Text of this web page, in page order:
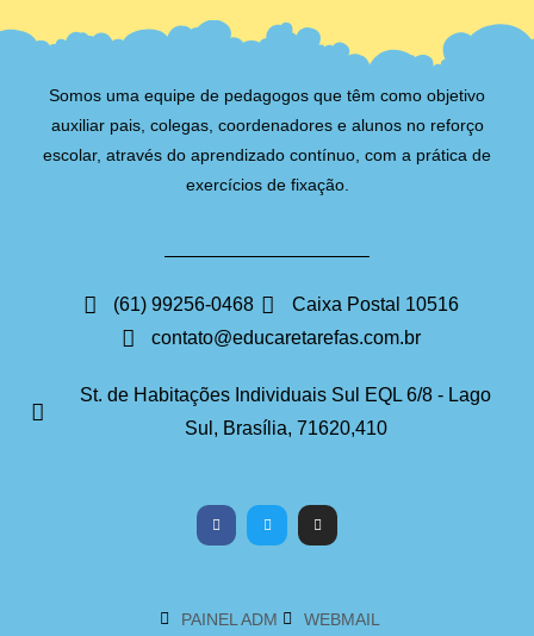
Somos uma equipe de pedagogos que têm como objetivo
auxiliar pais, colegas, coordenadores e alunos no reforço
escolar, através do aprendizado contínuo, com a prática de
exercícios de fixação.
(61) 99256-0468
Caixa Postal 10516
contato@educaretarefas.com.br
St. de Habitações Individuais Sul EQL 6/8 - Lago
Sul, Brasília, 71620,410
PAINEL ADM WEBMAIL